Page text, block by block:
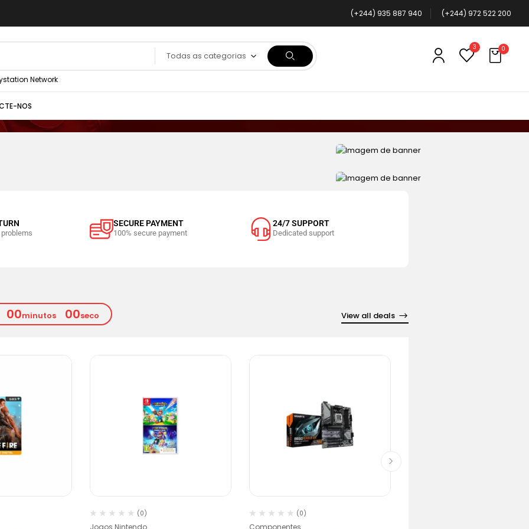
(+244) 935 887 940 (+244) 972 522 200
Todas as categorias
Network
3 0
NOS
Shop now
SECURE PAYMENT
100% secure payment
24/7 SUPPORT
Dedicated support
00minutos 00seco View all deals
(0)
Jogos Nintendo
(0)
Componentes